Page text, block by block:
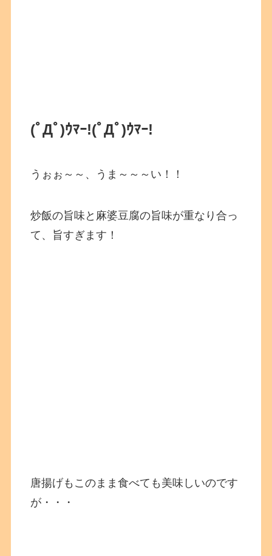
(ﾟДﾟ)ｳﾏｰ!(ﾟДﾟ)ｳﾏｰ!
うぉぉ～～、うま～～～い！！
炒飯の旨味と麻婆豆腐の旨味が重なり合っ
て、旨すぎます！
唐揚げもこのまま食べても美味しいのです
が・・・